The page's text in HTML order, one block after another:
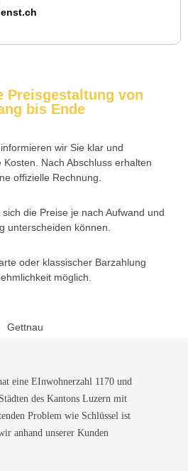
schnell da, aber das Ersatzteil
einem verlorenen Haustürschlüssel.
geöffnet, nur der Preis war leicht
vor verschlossener Tür – der
Preisgestaltung von
bis Ende
wir Sie klar und
Nach Abschluss erhalten
offizielle Rechnung.
die Preise je nach Aufwand und
unterscheiden können.
oder klassischer Barzahlung
möglich.
Gettnau
eine EInwohnerzahl 1170 und
des Kantons Luzern mit
Problem wie Schlüssel ist
anhand unserer Kunden